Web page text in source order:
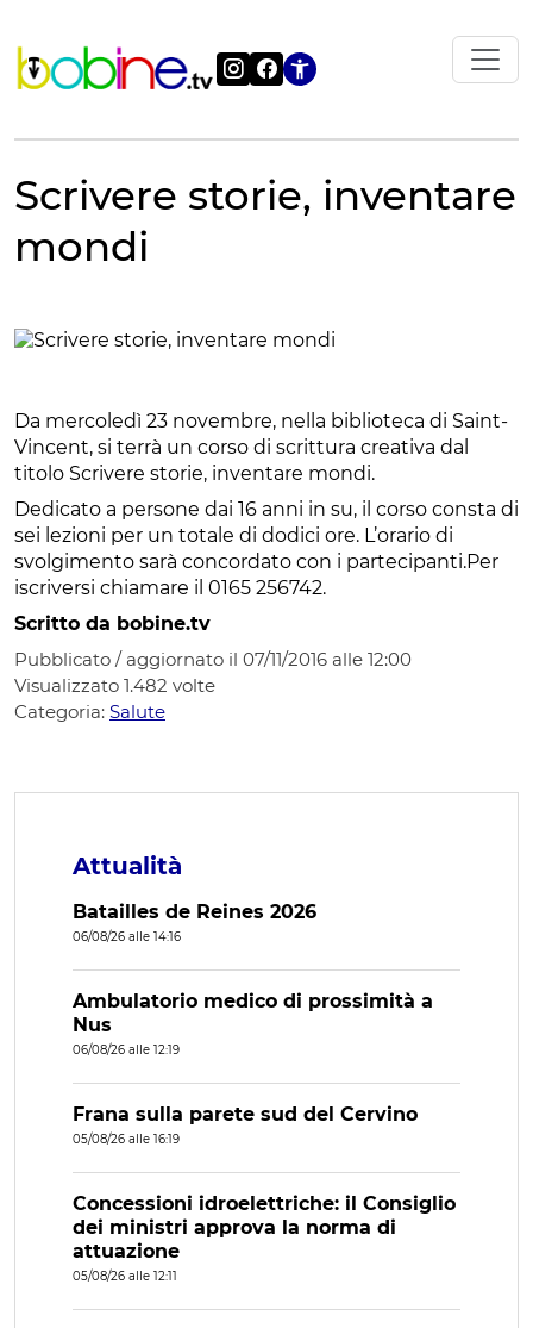
contenuto
Apri le
Scrivere storie, inventare
mondi
Da mercoledì 23 novembre, nella biblioteca di Saint-
Vincent, si terrà un corso di scrittura creativa dal
titolo Scrivere storie, inventare mondi.
Dedicato a persone dai 16 anni in su, il corso consta di
sei lezioni per un totale di dodici ore. L’orario di
svolgimento sarà concordato con i partecipanti.Per
iscriversi chiamare il 0165 256742.
Scritto da bobine.tv
Pubblicato / aggiornato il 07/11/2016 alle 12:00
Visualizzato 1.482 volte
Categoria: Salute
Attualità
Batailles de Reines 2026
06/08/26 alle 14:16
Ambulatorio medico di prossimità a
Nus
06/08/26 alle 12:19
Frana sulla parete sud del Cervino
05/08/26 alle 16:19
Concessioni idroelettriche: il Consiglio
dei ministri approva la norma di
attuazione
05/08/26 alle 12:11